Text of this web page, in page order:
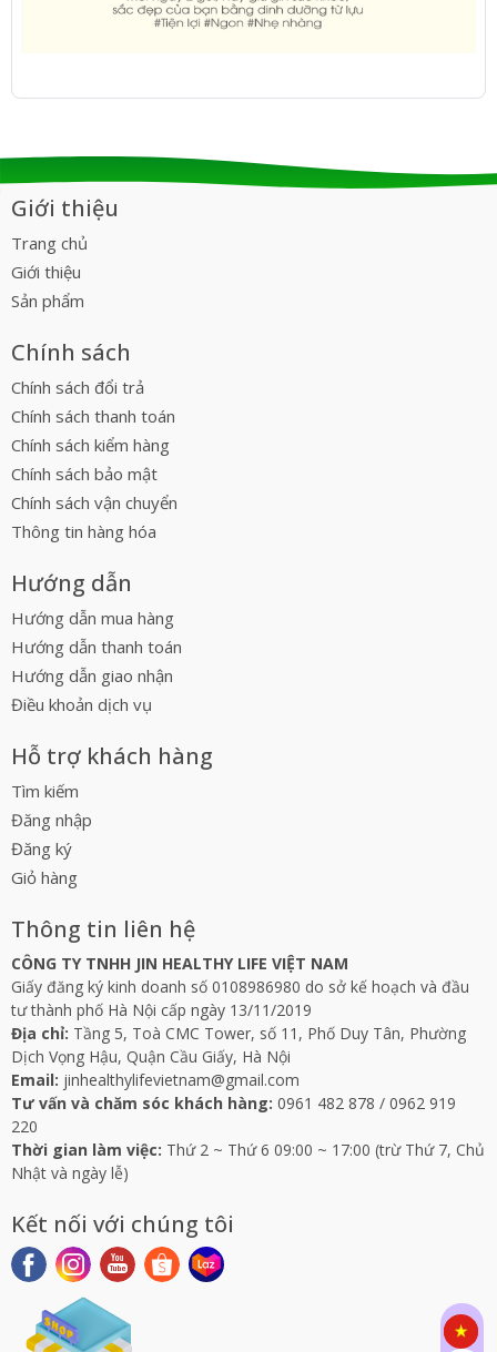
Giới thiệu
Trang chủ
Giới thiệu
Sản phẩm
Chính sách
Chính sách đổi trả
Chính sách thanh toán
Chính sách kiểm hàng
Chính sách bảo mật
Chính sách vận chuyển
Thông tin hàng hóa
Hướng dẫn
Hướng dẫn mua hàng
Hướng dẫn thanh toán
Hướng dẫn giao nhận
Điều khoản dịch vụ
Hỗ trợ khách hàng
Tìm kiếm
Đăng nhập
Đăng ký
Giỏ hàng
Thông tin liên hệ
CÔNG TY TNHH JIN HEALTHY LIFE VIỆT NAM
Giấy đăng ký kinh doanh số 0108986980 do sở kế hoạch và đầu
tư thành phố Hà Nội cấp ngày 13/11/2019
Địa chỉ: Tầng 5, Toà CMC Tower, số 11, Phố Duy Tân, Phường
Dịch Vọng Hậu, Quận Cầu Giấy, Hà Nội
Email: jinhealthylifevietnam@gmail.com
Tư vấn và chăm sóc khách hàng: 0961 482 878 / 0962 919
220
Thời gian làm việc: Thứ 2 ~ Thứ 6 09:00 ~ 17:00 (trừ Thứ 7, Chủ
Nhật và ngày lễ)
Kết nối với chúng tôi